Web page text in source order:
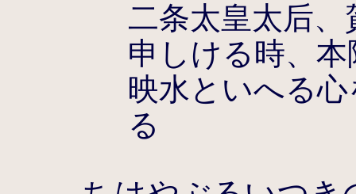
二条太皇太后、
申しける時、
映水といへる
る